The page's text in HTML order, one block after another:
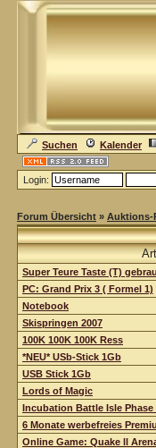
Suchen Kalender
Login:
Forum Übersicht » Auktions-
Super Teure Taste (T)
PC: Grand Prix 3 ( Formel 1)
Notebook
Skispringen 2007
100K 100K 100K Ress
*NEU* USb-Stick 1Gb
USB Stick 1Gb
Lords of Magic
Incubation Battle Isle Phase
6 Monate werbefreies
Online Game: Quake ll